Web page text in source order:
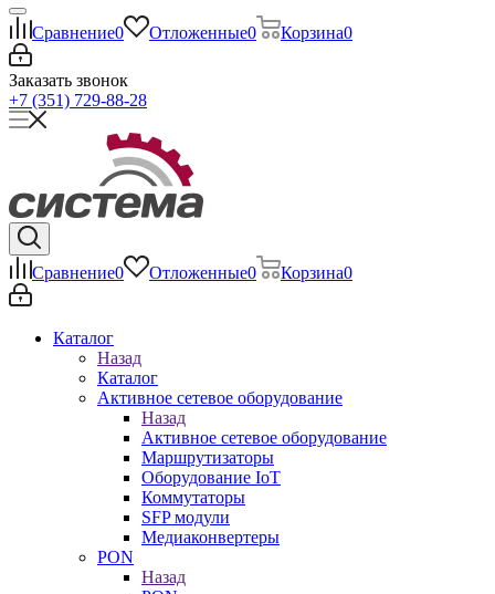
Сравнение0 Отложенные0 Корзина0
Заказать звонок
+7 (351) 729-88-28
Сравнение0 Отложенные0 Корзина0
Каталог
Назад
Каталог
Активное сетевое оборудование
Назад
Активное сетевое оборудование
Маршрутизаторы
Оборудование IoT
Коммутаторы
SFP модули
Медиаконвертеры
PON
Назад